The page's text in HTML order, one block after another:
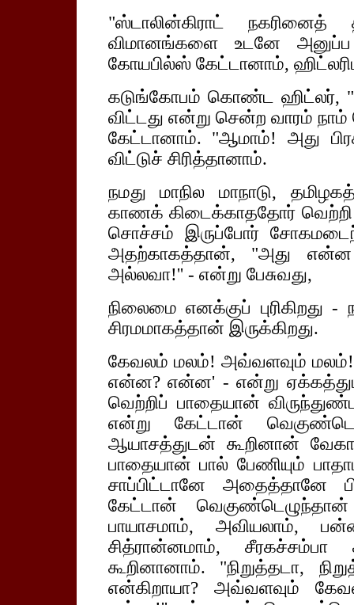
"ஸ்டாலின்கிராட் நகரினைத்
விமானங்களை உடனே அனுப்ப
கோயபில்ஸ் கேட்டானாம்,
கடுங்கோபம் கொண்ட ஹிட்லர்,
விட்டது என்று சென்ற வாரம்
கேட்டானாம். "ஆமாம்! அது
விட்டுச் சிரித்தானாம்.
நமது மாநில மாநாடு,
காணக் கிடைக்காததோர்
சொச்சம் இருப்போர்
அதற்காகத்தான், "அது என்ன
அல்லவா!'' - என்று பேசுவது,
நிலைமை எனக்குப்
சிரமமாகத்தான் இருக்கிறது.
கேவலம் மலம்! அவ்வளவும்
என்ன? என்ன' - என்று
வெற்றிப் பாதையான்
என்று கேட்டான்
ஆயாசத்துடன் கூறினான்
பாதையான் பால் பேணியும்
சாப்பிட்டானே அதைத்தானே
கேட்டான்
பாயாசமாம், அவியலாம்,
சித்ரான்னமாம்,
கூறினானாம். "நிறுத்தடா,
என்கிறாயா? அவ்வளவும்